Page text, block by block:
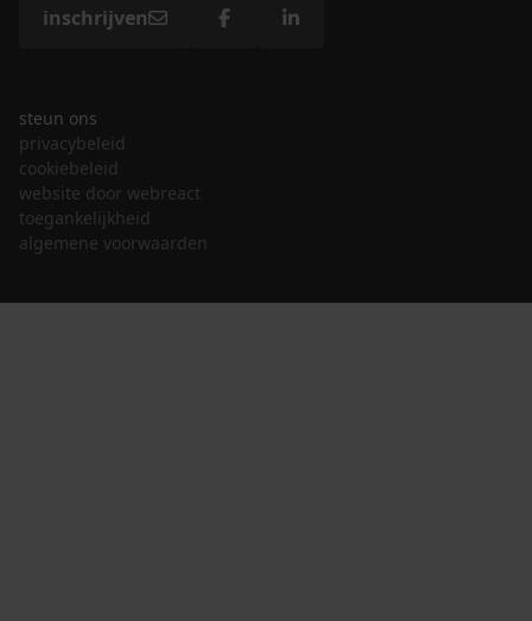
inschrijven
steun ons
privacybeleid
cookiebeleid
website door webreact
toegankelijkheid
algemene voorwaarden